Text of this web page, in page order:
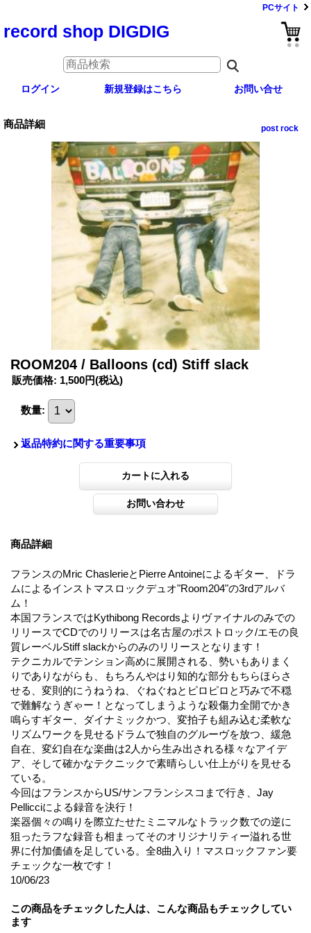
PCサイト
record shop DIGDIG
ログイン 新規登録はこちら お問い合せ
商品詳細 post rock
ROOM204 / Balloons (cd) Stiff slack
販売価格: 1,500円(税込)
数量:
返品特約に関する重要事項
商品詳細
フランスのMric ChaslerieとPierre Antoineによるギター、ドラ
ムによるインストマスロックデュオ"Room204"の3rdアルバ
ム！
本国フランスではKythibong Recordsよりヴァイナルのみでの
リリースでCDでのリリースは名古屋のポストロック/エモの良
質レーベルStiff slackからのみのリリースとなります！
テクニカルでテンション高めに展開される、勢いもありまく
りでありながらも、もちろんやはり知的な部分もちらほらさ
せる、変則的にうねうね、ぐねぐねとピロピロと巧みで不穏
で難解なうぎゃー！となってしまうような殺傷力全開でかき
鳴らすギター、ダイナミックかつ、変拍子も組み込む柔軟な
リズムワークを見せるドラムで独自のグルーヴを放つ、緩急
自在、変幻自在な楽曲は2人から生み出される様々なアイデ
ア、そして確かなテクニックで素晴らしい仕上がりを見せる
ている。
今回はフランスからUS/サンフランシスコまで行き、Jay
Pellicciによる録音を決行！
楽器個々の鳴りを際立たせたミニマルなトラック数での逆に
狙ったラフな録音も相まってそのオリジナリティー溢れる世
界に付加価値を足している。全8曲入り！マスロックファン要
チェックな一枚です！
10/06/23
この商品をチェックした人は、こんな商品もチェックしてい
ます